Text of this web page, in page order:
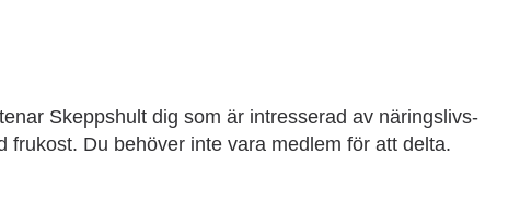
Skeppshult dig som är intresserad av näringslivs-
frukost. Du behöver inte vara medlem för att delta.